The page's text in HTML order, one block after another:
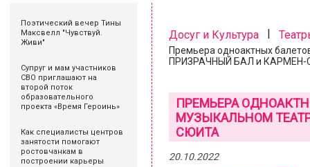
Поэтический вечер Тины
Максвелл "Чувствуй.
Живи"
Супруг и мам участников
СВО приглашают на
второй поток
образовательного
проекта «Время Героинь»
Как специалисты центров
занятости помогают
ростовчанкам в
построении карьеры
Досуг и Культура|
Премьера одноактных
ПРИЗРАЧНЫЙ БАЛ и
ПРЕМЬЕРА
МУЗЫКАЛЬНОМ
СЮИТА
20.10.2022